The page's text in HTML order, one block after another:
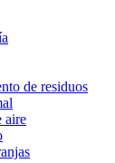
de residuos
aire